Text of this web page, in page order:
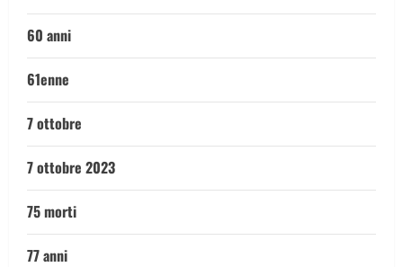
60 anni
61enne
7 ottobre
7 ottobre 2023
75 morti
77 anni